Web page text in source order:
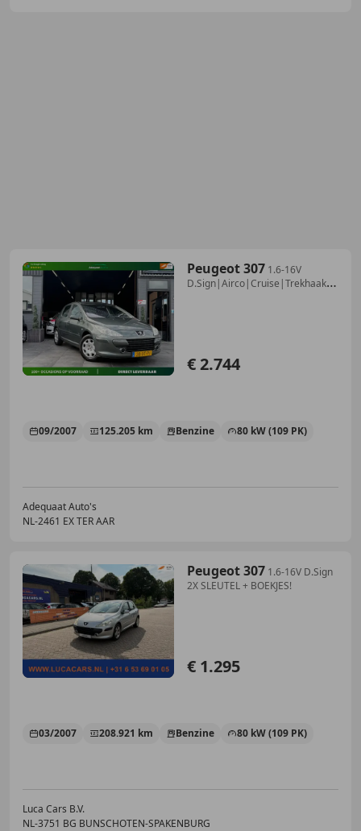
Peugeot 307 1.6-16V
D.Sign|Airco|Cruise|Trekhaak|2e
€ 2.744
09/2007 125.205 km Benzine 80 kW (109 PK)
Adequaat Auto's
NL-2461 EX TER AAR
Peugeot 307 1.6-16V D.Sign
2X SLEUTEL + BOEKJES!
€ 1.295
03/2007 208.921 km Benzine 80 kW (109 PK)
Luca Cars B.V.
NL-3751 BG BUNSCHOTEN-SPAKENBURG